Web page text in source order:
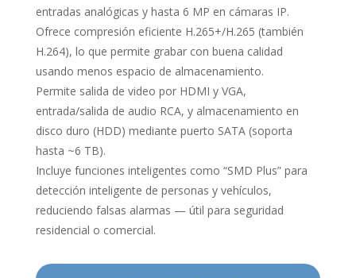
entradas analógicas y hasta 6 MP en cámaras IP.
Ofrece compresión eficiente H.265+/H.265 (también
H.264), lo que permite grabar con buena calidad
usando menos espacio de almacenamiento.
Permite salida de video por HDMI y VGA,
entrada/salida de audio RCA, y almacenamiento en
disco duro (HDD) mediante puerto SATA (soporta
hasta ~6 TB).
Incluye funciones inteligentes como “SMD Plus” para
detección inteligente de personas y vehículos,
reduciendo falsas alarmas — útil para seguridad
residencial o comercial.